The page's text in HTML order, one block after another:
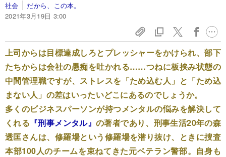
社会
だから、この本。
2021年3月19日 3:00
上司からは目標達成しろとプレッシャーをかけられ、部下
たちからは会社の愚痴を吐かれる……つねに板挟み状態の
中間管理職ですが、ストレスを「ため込む人」と「ため込
まない人」の差はいったいどこにあるのでしょうか。
多くのビジネスパーソンが持つメンタルの悩みを解決して
くれる 『刑事メンタル』の著者であり、刑事生活20年の森
透匡さんは、修羅場という修羅場を潜り抜け、ときに捜査
本部100人のチームを束ねてきた元ベテラン警部。自身も